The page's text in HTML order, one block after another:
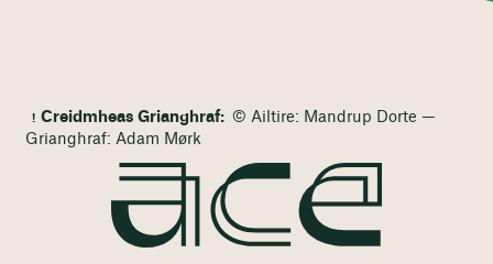
Creidmheas Grianghraf: © Ailtire: Mandrup Dorte —
Grianghraf: Adam Mørk